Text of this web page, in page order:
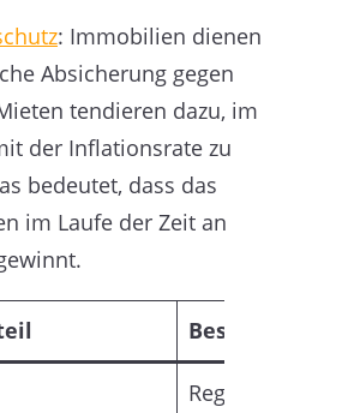
: Immobilien dienen
Absicherung gegen
tendieren dazu, im
der Inflationsrate zu
bedeutet, dass das
im Laufe der Zeit an
Beschreibung
Regelmäßige